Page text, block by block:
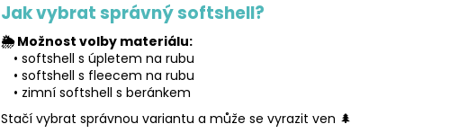
Jak vybrat správný softshell?
🌦️ Možnost volby materiálu:
• softshell s úpletem na rubu
• softshell s fleecem na rubu
• zimní softshell s beránkem
Stačí vybrat správnou variantu a může se vyrazit ven 🌲
DÁMSKÝ SOFTSHELLOVÝ KABÁT
BALONOVÝ, HOŘČICOVÝ, ALA KLIMT
2 300 Kč